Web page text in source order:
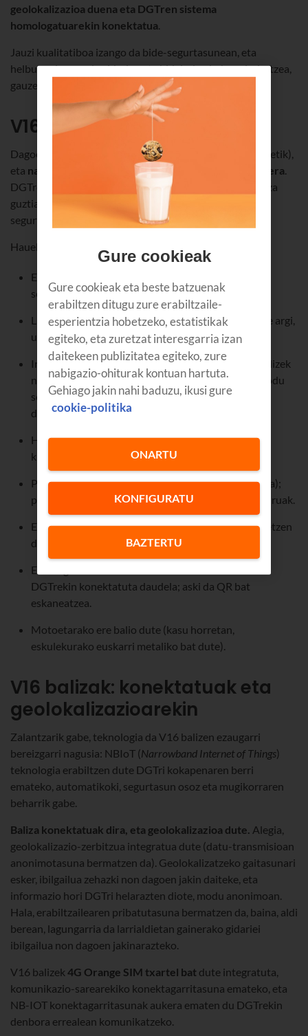
geolokalizazioa duena eta DGTren sistema
homologatuarekin konektatua.
Jauzi kualitatiboa izango da bide-segurtasunean, eta
helburua izango da gidarien eta bidaiarien babesa indartzea,
gauzen Interneten ahalmenari esker.
V16 balizen ezaugarriak
Dagoeneko erabil daitezke V16 balizak (2023ko urtarriletik),
eta nahitaezkoak izango dira 2026ko urtarriletik aurrera.
DGTren ziurtapena dute, eta, beraz, eskatutako baldintza
guztiak betetzen dituzte, eta bat datoz ezarritako
segurtasun- eta seinaleztapen-estandarrekin.
Hauek dira
Erabilera segurua: ibilgailutik irten beharrik gabe
seinaleztatzen dute.
LED ahaltsuak dituzte, eta buelta osoan egiten dute argi,
urrundik ikusteko moduan.
Instalazio azkarra, erraza eta pertsonalizagarria: balizek
neodimiozko iman indartsu bat dute, ibilgailuari modu
seguru eta eraginkorrean itsasteko aukera ematen
duena.
Haizea, ura eta hautsa jasaten dituzte: baldintza
klimatiko txarrak jasateko diseinatuak daude.
Pila superalkalinoekin funtzionatzen dute (3 AA pila);
pila merkeak dira, errazak aurkitzen eta erabat seguruak.
Eramangarriak eta konpaktuak dira, eta erraz gordetzen
dira.
Erraz egiaztatzen da behar bezala dabiltzala eta
DGTrekin konektatuta daudela; aski da QR bat
eskaneatzea.
Motoetarako ere balio dute (kasu horretan,
eskulekurako euskarri metaliko bat dute).
V16 balizak: konektatuak eta
geolokalizazioarekin
Zalantzarik gabe, teknologia da V16 balizen ezaugarri
bereizgarri nagusia: NBIoT (Narrowband Internet of Things)
teknologia erabiltzen dute DGTri kokapenaren berri
emateko, automatikoki, segurtasun osoz eta mugikorraren
beharrik gabe.
Baliza konektatuak dira, eta geolokalizazioa dute. Alegia,
geolokalizazio-zerbitzua integratua dute (datu-transmisioan
anonimotasuna bermatzen da). Geolokalizatzeko gaitasunari
esker, ibilgailua zehazki non dagoen jakin daiteke, eta
informazio hori DGTri helarazten diote, modu anonimoan.
Hala, erabiltzailearen pribatutasuna bermatzen da, baina, aldi
berean, lagungarria da larrialdietan gainerako gidariei
ibilgailua non dagoen jakinarazteko.
V16 balizek 4G Orange SIM txartel bat dute integratuta,
komunikazio-sarearekiko konektagarritasuna emateko, eta
NB-IOT konektagarritasunak aukera ematen du DGTrekin
denbora errealean komunikatzeko.
Gure cookieak
Gure cookieak eta beste batzuenak
erabiltzen ditugu zure erabiltzaile-
esperientzia hobetzeko, estatistikak
egiteko, eta zuretzat interesgarria izan
daitekeen publizitatea egiteko, zure
nabigazio-ohiturak kontuan hartuta.
Gehiago jakin nahi baduzu, ikusi gure
cookie-politika
KONFIGURATU
BAZTERTU
ONARTU